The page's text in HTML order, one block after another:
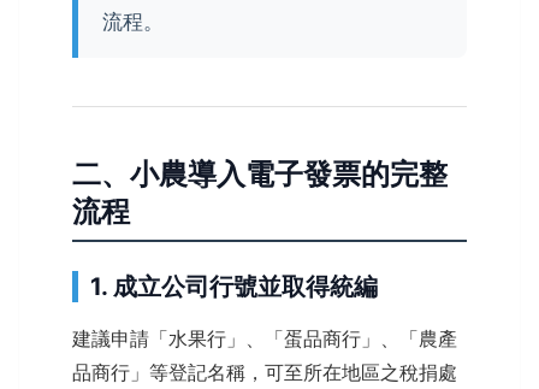
流程。
二、小農導入電子發票的完整
流程
1. 成立公司行號並取得統編
建議申請「水果行」、「蛋品商行」、「農產
品商行」等登記名稱，可至所在地區之稅捐處